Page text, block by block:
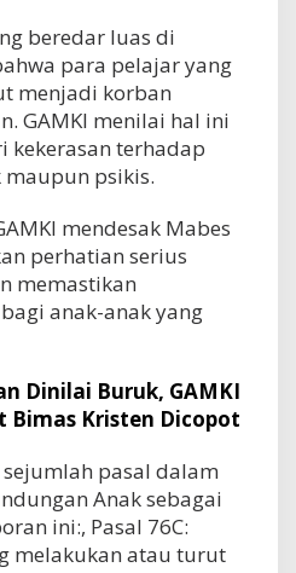
beredar luas di
para pelajar yang
menjadi korban
GAMKI menilai hal ini
kekerasan terhadap
maupun psikis.
mendesak Mabes
perhatian serius
memastikan
anak-anak yang
Dinilai Buruk, GAMKI
Bimas Kristen Dicopot
pasal dalam
Anak sebagai
ini:, Pasal 76C:
melakukan atau turut